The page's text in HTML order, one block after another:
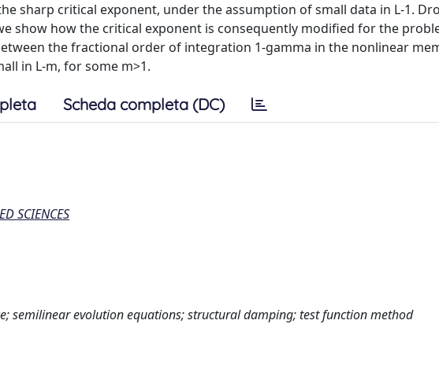
sharp critical exponent, under the assumption of small data in L-1.
show how the critical exponent is consequently modified for the
the fractional order of integration 1-gamma in the nonlinear
in L-m, for some m>1.
Scheda completa (DC)
SCIENCES
semilinear evolution equations; structural damping; test function method